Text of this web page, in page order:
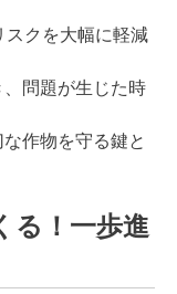
スクを大幅に軽減
問題が生じた時
作物を守る鍵と
る！一歩進